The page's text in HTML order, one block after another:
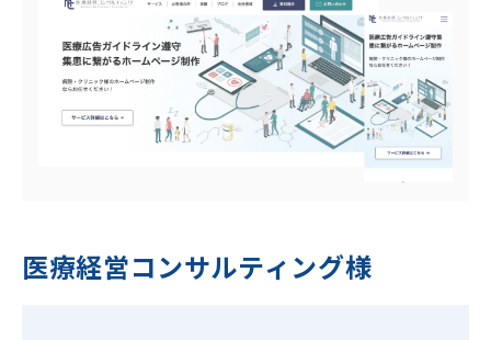
医療経営コンサルティング様